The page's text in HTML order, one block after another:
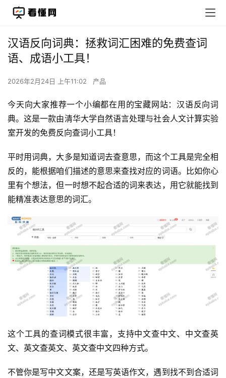
汉语反向词典：拯救词汇困难的免费查词
语、成语小工具！
2026年2月24日 上午11:02 产品
今天向大家推荐一个小编都在用的宝藏网站：汉语反向词
典。这是一款由清华大学自然语言处理与社会人文计算实验
室开发的免费反向查词小工具！
平时用词典，大多是知道词去查意思，而这个工具是完全相
反的，能根据咱们描述的意思来查找对应的词语。比如你心
里有个想法，但一时想不起合适的词来表达，用它就能找到
能精准表达意思的词汇。
这个工具的查词模式很丰富，支持中文查中文、中文查英
文、英文查英文、英文查中文四种方式。
不管你是写中文文案，还是写英语作文，遇到找不到合适词